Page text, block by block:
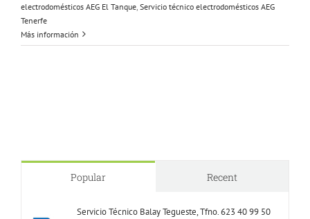
electrodomésticos AEG El Tanque Servicio técnico electrodomésticos AEG
Tenerfe
Más información
Popular Recent
Servicio Técnico Balay Tegueste, Tfno. 623 40 99 50